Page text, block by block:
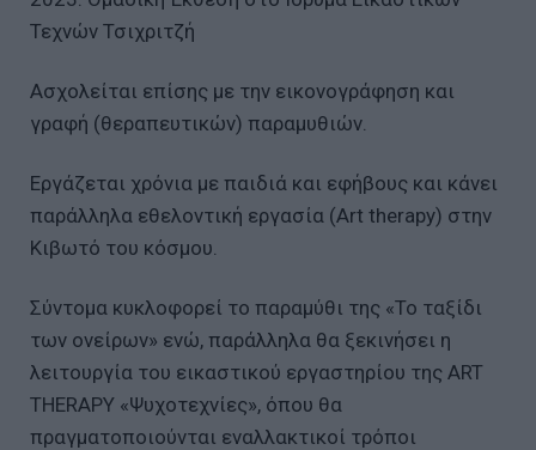
Τεχνών Τσιχριτζή
Ασχολείται επίσης με την εικονογράφηση και
γραφή (θεραπευτικών) παραμυθιών.
Εργάζεται χρόνια με παιδιά και εφήβους και κάνει
παράλληλα εθελοντική εργασία (Art therapy) στην
Κιβωτό του κόσμου.
Σύντομα κυκλοφορεί το παραμύθι της «Το ταξίδι
των ονείρων» ενώ, παράλληλα θα ξεκινήσει η
λειτουργία του εικαστικού εργαστηρίου της ART
THERAPY «Ψυχοτεχνίες», όπου θα
πραγματοποιούνται εναλλακτικοί τρόποι